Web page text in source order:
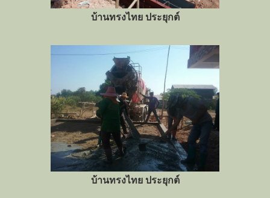
บ้านทรงไทย ประยุกต์
บ้านทรงไทย ประยุกต์